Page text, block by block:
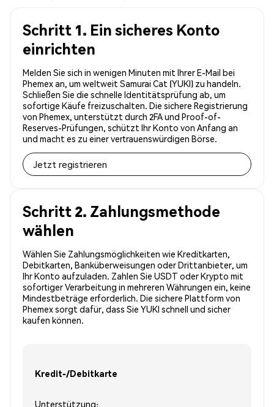
Schritt 1. Ein sicheres Konto
einrichten
Melden Sie sich in wenigen Minuten mit Ihrer E-Mail bei
Phemex an, um weltweit Samurai Cat (YUKI) zu handeln.
Schließen Sie die schnelle Identitätsprüfung ab, um
sofortige Käufe freizuschalten. Die sichere Registrierung
von Phemex, unterstützt durch 2FA und Proof-of-
Reserves-Prüfungen, schützt Ihr Konto von Anfang an
und macht es zu einer vertrauenswürdigen Börse.
Jetzt registrieren
Schritt 2. Zahlungsmethode
wählen
Wählen Sie Zahlungsmöglichkeiten wie Kreditkarten,
Debitkarten, Banküberweisungen oder Drittanbieter, um
Ihr Konto aufzuladen. Zahlen Sie USDT oder Krypto mit
sofortiger Verarbeitung in mehreren Währungen ein, keine
Mindestbeträge erforderlich. Die sichere Plattform von
Phemex sorgt dafür, dass Sie YUKI schnell und sicher
kaufen können.
Kredit-/Debitkarte
Unterstützung: